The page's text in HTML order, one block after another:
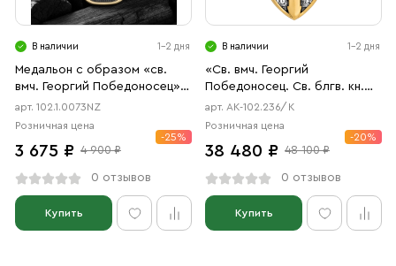
В наличии 1-2 дня
Медальон с образом «св.
вмч. Георгий Победоносец»
чернение, позолота
арт. 102.1.0073NZ
Розничная цена
3 675 ₽ 4 900 ₽
-25%
0 отзывов
Купить
В наличии 1-2 дня
«Св. вмч. Георгий
Победоносец. Св. блгв. кн.
Александр Невский.
Архангел Михаил»
арт. АК-102.236/К
Розничная цена
38 480 ₽ 48 100 ₽
-20%
0 отзывов
Купить